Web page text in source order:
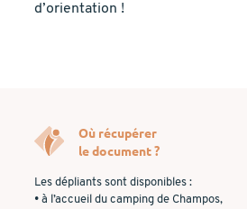
d’orientation !
Où récupérer
le document ?
Les dépliants sont disponibles :
• à l’accueil du camping de Champos,